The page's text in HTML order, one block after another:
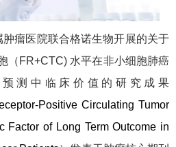
瘤医院联合格诺生物开展的关于
（FR+CTC) 水平在非小细胞肺癌
预测中临床价值的研究成果
Positive Circulating Tumor
Factor of Long Term Outcome in